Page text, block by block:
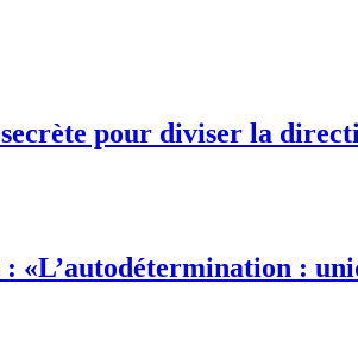
pour diviser la
«L’autodétermination :